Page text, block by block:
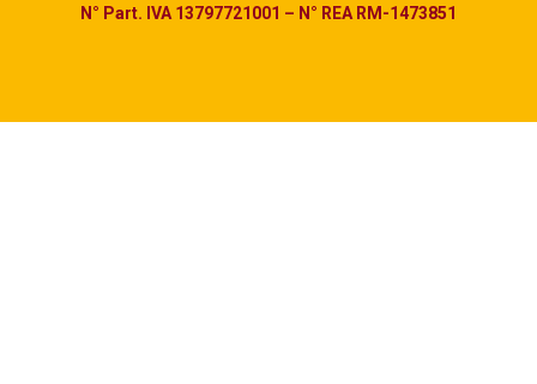
N° Part. IVA 13797721001 – N° REA RM-1473851